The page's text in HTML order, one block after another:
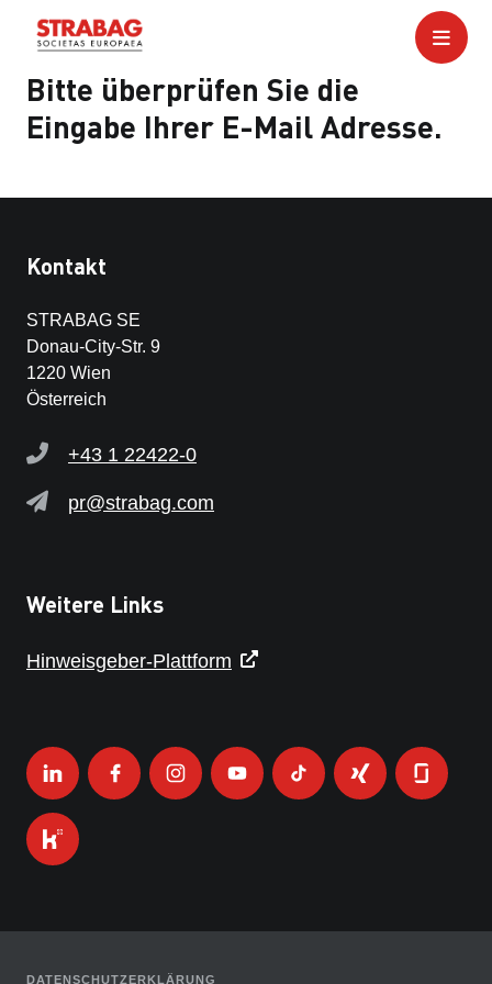
Bitte überprüfen Sie die
Eingabe Ihrer E-Mail Adresse.
Kontakt
STRABAG SE
Donau-City-Str. 9
1220 Wien
Österreich
+43 1 22422-0
pr@strabag.com
Weitere Links
Hinweisgeber-Plattform
DATENSCHUTZERKLÄRUNG